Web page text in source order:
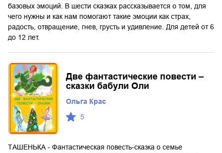
базовых эмоций. В шести сказках рассказывается о том, для
чего нужны и как нам помогают такие эмоции как страх,
радость, отвращение, гнев, грусть и удивление. Для детей от 6
до 12 лет.
Две фантастические повести –
сказки бабули Оли
Ольга Крас
5
ТАШЕНЬКА - Фантастическая повесть-сказка о семье